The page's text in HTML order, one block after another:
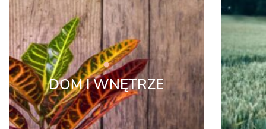
DOM I WNĘTRZE